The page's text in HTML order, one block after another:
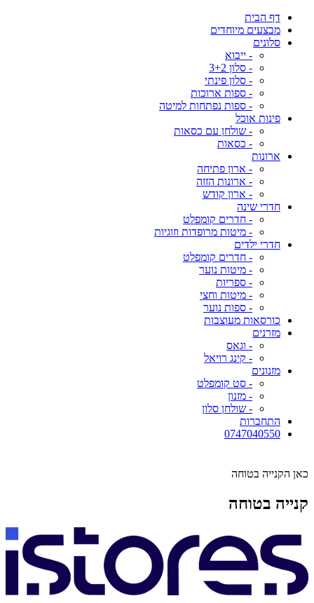
דף הבית
מבצעים מיוחדים
סלונים
- ייבוא
- סלון 3+2
- סלון פינתי
- ספות ארוכות
- ספות נפתחות למיטה
פינות אוכל
- שולחן עם כסאות
- כסאות
ארונות
- ארון פתיחה
- ארונות הזזה
- ארון קודש
חדרי שינה
- חדרים קומפלט
- מיטות מרופדות וזוגיות
חדרי ילדים
- חדרים קומפלט
- מיטות נוער
- ספריות
- מיטות וחצי
- ספות נוער
כורסאות מעוצבות
מזרנים
- וגאס
- קינג רויאל
מזנונים
- סט קומפלט
- מזנון
- שולחן סלון
התחברות
0747040550
כאן הקנייה בטוחה
קנייה בטוחה